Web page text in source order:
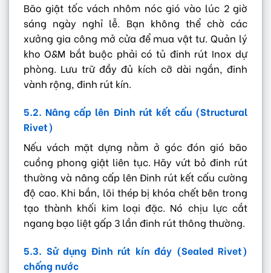
Bão giật tốc vách nhôm nóc gió vào lúc 2 giờ
sáng ngày nghỉ lễ. Bạn không thể chờ các
xưởng gia công mở cửa để mua vật tư. Quản lý
kho O&M bắt buộc phải có tủ đinh rút Inox dự
phòng. Lưu trữ đầy đủ kích cỡ dài ngắn, đinh
vành rộng, đinh rút kín.
5.2. Nâng cấp lên Đinh rút kết cấu (Structural
Rivet)
Nếu vách mặt dựng nằm ở góc đón gió bão
cuồng phong giật liên tục. Hãy vứt bỏ đinh rút
thường và nâng cấp lên Đinh rút kết cấu cường
độ cao. Khi bắn, lõi thép bị khóa chết bên trong
tạo thành khối kim loại đặc. Nó chịu lực cắt
ngang bạo liệt gấp 3 lần đinh rút thông thường.
5.3. Sử dụng Đinh rút kín đáy (Sealed Rivet)
chống nước